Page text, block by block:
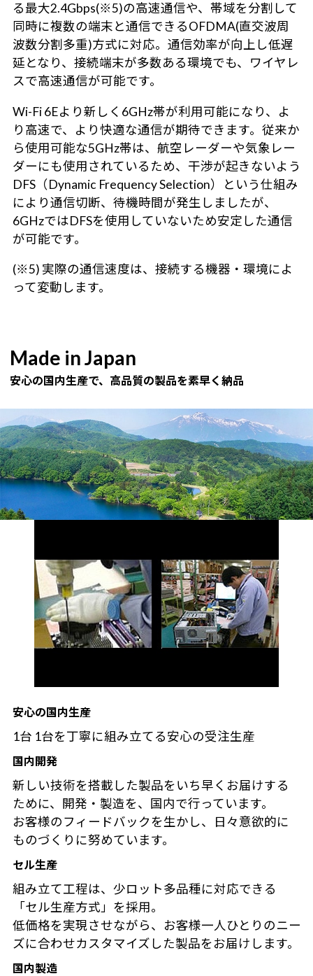
る最大2.4Gbps(※5)の高速通信や、帯域を分割して
同時に複数の端末と通信できるOFDMA(直交波周
波数分割多重)方式に対応。通信効率が向上し低遅
延となり、接続端末が多数ある環境でも、ワイヤレ
スで高速通信が可能です。
Wi-Fi 6Eより新しく6GHz帯が利用可能になり、よ
り高速で、より快適な通信が期待できます。従来か
ら使用可能な5GHz帯は、航空レーダーや気象レー
ダーにも使用されているため、干渉が起きないよう
DFS（Dynamic Frequency Selection）という仕組み
により通信切断、待機時間が発生しましたが、
6GHzではDFSを使用していないため安定した通信
が可能です。
(※5) 実際の通信速度は、接続する機器・環境によ
って変動します。
Made in Japan
安心の国内生産で、高品質の製品を素早く納品
安心の国内生産
1台 1台を丁寧に組み立てる安心の受注生産
国内開発
新しい技術を搭載した製品をいち早くお届けする
ために、開発・製造を、国内で行っています。
お客様のフィードバックを生かし、日々意欲的に
ものづくりに努めています。
セル生産
組み立て工程は、少ロット多品種に対応できる
「セル生産方式」を採用。
低価格を実現させながら、お客様一人ひとりのニー
ズに合わせカスタマイズした製品をお届けします。
国内製造